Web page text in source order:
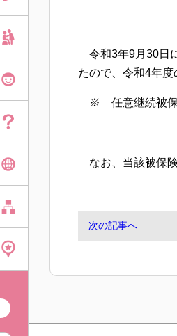
令和3年9月30日
たので、令和4年
※ 任意継続被保険
なお、当該被保険
次の記事へ